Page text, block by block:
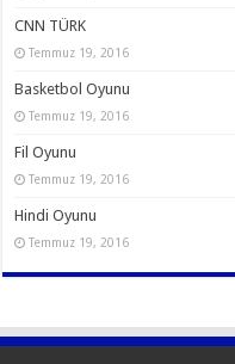
CNN TÜRK
Temmuz 19, 2016
Basketbol Oyunu
Temmuz 19, 2016
Fil Oyunu
Temmuz 19, 2016
Hindi Oyunu
Temmuz 19, 2016